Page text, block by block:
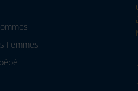
Femmes